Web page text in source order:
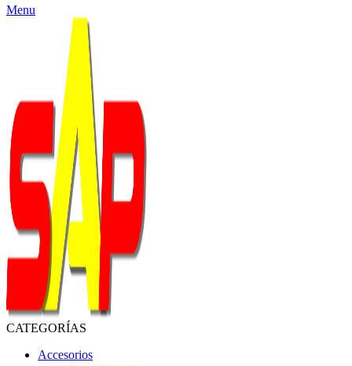
Menu
CATEGORÍAS
Accesorios